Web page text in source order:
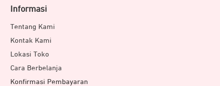
Informasi
Tentang Kami
Kontak Kami
Lokasi Toko
Cara Berbelanja
Konfirmasi Pembayaran